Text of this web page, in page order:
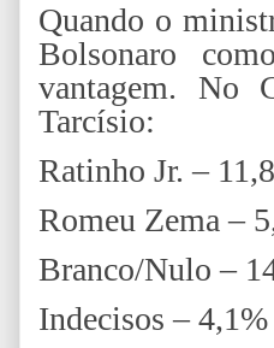
Quando o
Bolsonaro
vantagem. No
Tarcísio:
Ratinho Jr. –
Romeu Zema –
Branco/Nulo –
Indecisos – 4,1%